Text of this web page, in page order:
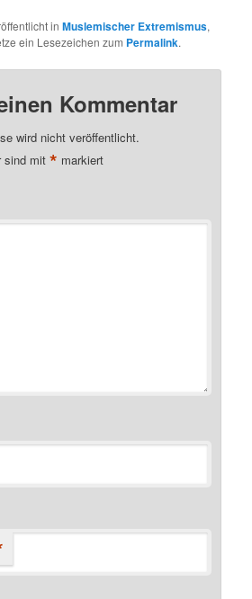
inMuslemischer Extremismus,
ein Lesezeichen zum Permalink.
Kommentar
wird nicht veröffentlicht.
sind mit* markiert